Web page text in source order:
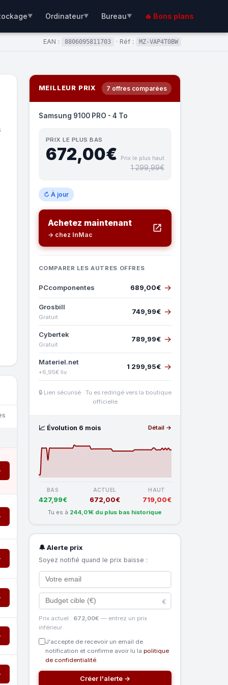
▼ Ordinateur▼ Bureau▼ 🔥 Bons plans
EAN : 8806095811703 · Réf : MZ-VAP4T0BW
MEILLEUR PRIX 7 offres comparées
Samsung 9100 PRO - 4 To
PRIX LE PLUS BAS
672,00€ Prix le plus haut
1 299,99€
↻ À jour
Achetez maintenant
→ chez InMac
COMPARER LES AUTRES OFFRES
PCcomponentes 689,00€ →
Grosbill
Gratuit
749,99€ →
Cybertek
Gratuit
789,99€ →
Materiel.net
+6,95€ liv.
1 299,95€ →
🔒 Lien sécurisé · Tu es redirigé vers la boutique
officielle
📈 Évolution 6 mois Détail →
BAS
427,99€
ACTUEL
672,00€
HAUT
719,00€
Tu es à 244,01€ du plus bas historique
🔔 Alerte prix
Soyez notifié quand le prix baisse :
€
Prix actuel : 672,00€ — entrez un prix
inférieur
J'accepte de recevoir un email de
notification et confirme avoir lu la politique
de confidentialité.
Créer l'alerte →